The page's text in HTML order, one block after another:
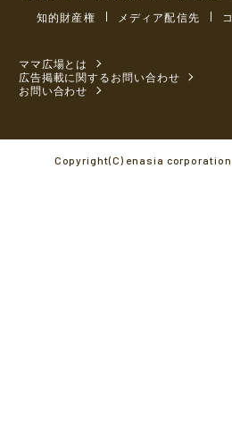
知的財産権
メディア配信先
ママ広場とは
広告掲載に関するお問い合わせ
お問い合わせ
Copyright(C) enasia corporation